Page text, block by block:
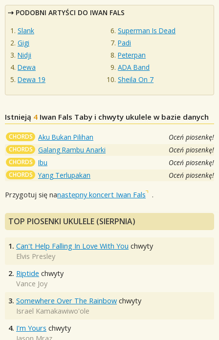
PODOBNI ARTYŚCI DO IWAN FALS
Slank
Gigi
Nidji
Dewa
Dewa 19
Superman Is Dead
Padi
Peterpan
ADA Band
Sheila On 7
Istnieją 4 Iwan Fals Taby i chwyty ukulele w bazie danych
CHORDS Aku Bukan Pilihan Oceń piosenkę!
CHORDS Galang Rambu Anarki Oceń piosenkę!
CHORDS Ibu Oceń piosenkę!
CHORDS Yang Terlupakan Oceń piosenkę!
Przygotuj się nanastępny koncert Iwan Fals .
TOP PIOSENKI UKULELE (SIERPNIA)
1. Can't Help Falling In Love With You chwyty
Elvis Presley
2. Riptide chwyty
Vance Joy
3. Somewhere Over The Rainbow chwyty
Israel Kamakawiwo'ole
4. I'm Yours chwyty
Jason Mraz